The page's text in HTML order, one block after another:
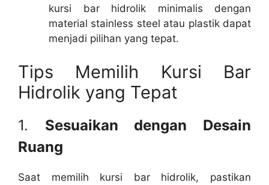
kursi bar hidrolik minimalis dengan
material stainless steel atau plastik dapat
menjadi pilihan yang tepat.
Tips Memilih Kursi Bar
Hidrolik yang Tepat
1. Sesuaikan dengan Desain
Ruang
Saat memilih kursi bar hidrolik, pastikan